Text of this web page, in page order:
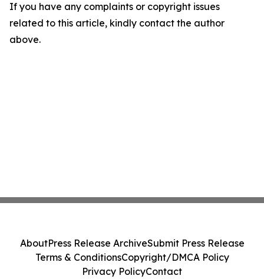
If you have any complaints or copyright issues
related to this article, kindly contact the author
above.
AboutPress Release ArchiveSubmit Press Release
Terms & ConditionsCopyright/DMCA Policy
Privacy PolicyContact